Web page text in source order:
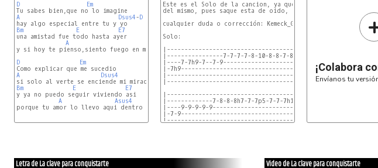
D
Em
A
Dsus4-D
Bm
E
E7
una amistad fue todo hasta ayer
A
y si hoy te pienso,siento fuego en mi corazon
D
Em
A
Dsus4
Bm
E
E7
y ya no puedo seguir viviendo asi
A
Asus4
A
porque tu amor lo llevo aqui dentro del alma
Este es el Solo de la cancion, ya que nunca encontre una
del mismo, pues saque esta de oido, a mi me suena bien...
cualquier duda o corrección: Kemeck_Ghana@hotmail.com
Solo:
|-------------------------------------|
|----------------7-7-7-7-8-10-8-8-7-8-|
|----7-7h9-7--7-9---------------------|
|-7h9---------------------------------|
|-------------------------------------|
|-------------------------------------|
|--------------------------------------------|
|-------------7-8-8-8h7-7-7p5-7-7-7h10-------|
|----9-9-9-9-9------------------------9b-7-7-|
|-7-9----------------------------------------|
|--------------------------------------------|
|----------------------|
¡Colabora
Envíanos tu
Letra de La clave para conquistarte Video de La clave para conquistarte